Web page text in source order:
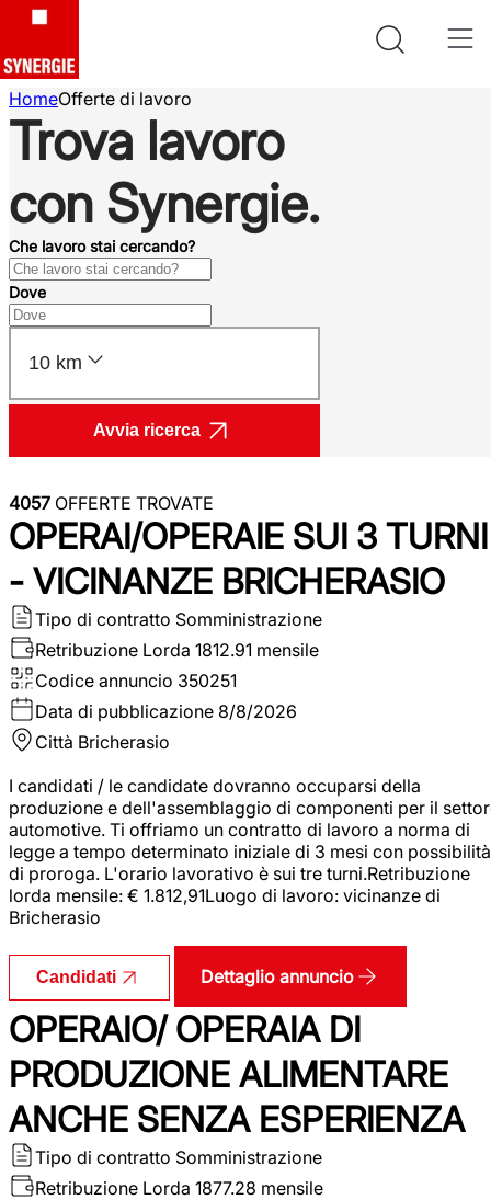
HomeOfferte di lavoro
Trova lavoro
con Synergie.
Che lavoro stai cercando?
Dove
10 km
Avvia ricerca
4057 OFFERTE TROVATE
OPERAI/OPERAIE SUI 3 TURNI
- VICINANZE BRICHERASIO
Tipo di contratto Somministrazione
Retribuzione Lorda 1812.91 mensile
Codice annuncio 350251
Data di pubblicazione 8/8/2026
Città Bricherasio
I candidati / le candidate dovranno occuparsi della
produzione e dell'assemblaggio di componenti per il
automotive. Ti offriamo un contratto di lavoro a norma di
legge a tempo determinato iniziale di 3 mesi con possibilità
di proroga. L'orario lavorativo è sui tre turni.Retribuzione
lorda mensile: € 1.812,91Luogo di lavoro: vicinanze di
Bricherasio
Candidati Dettaglio annuncio
OPERAIO/ OPERAIA DI
PRODUZIONE ALIMENTARE
ANCHE SENZA ESPERIENZA
Tipo di contratto Somministrazione
Retribuzione Lorda 1877.28 mensile